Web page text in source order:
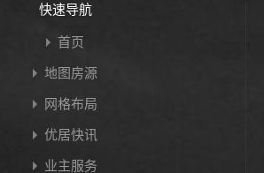
快速导航
首页
地图房源
网格布局
优居快讯
业主服务